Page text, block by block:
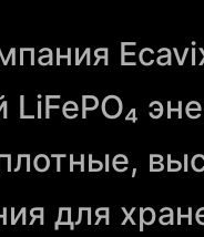
LiFePO₄
для